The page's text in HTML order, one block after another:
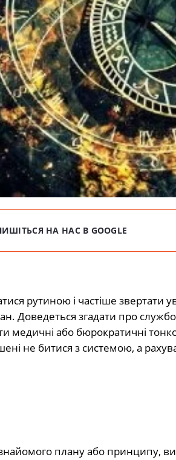
НА НАС В GOOGLE
рутиною і частіше звертати
Доведеться згадати про
медичні або бюрократичні
не битися з системою, а
плану або принципу,